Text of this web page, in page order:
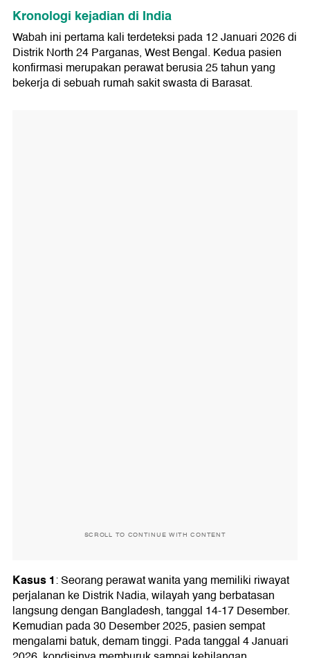
Kronologi kejadian di India
Wabah ini pertama kali terdeteksi pada 12 Januari 2026 di
Distrik North 24 Parganas, West Bengal. Kedua pasien
konfirmasi merupakan perawat berusia 25 tahun yang
bekerja di sebuah rumah sakit swasta di Barasat.
SCROLL TO CONTINUE WITH CONTENT
Kasus 1: Seorang perawat wanita yang memiliki riwayat
perjalanan ke Distrik Nadia, wilayah yang berbatasan
langsung dengan Bangladesh, tanggal 14-17 Desember.
Kemudian pada 30 Desember 2025, pasien sempat
mengalami batuk, demam tinggi. Pada tanggal 4 Januari